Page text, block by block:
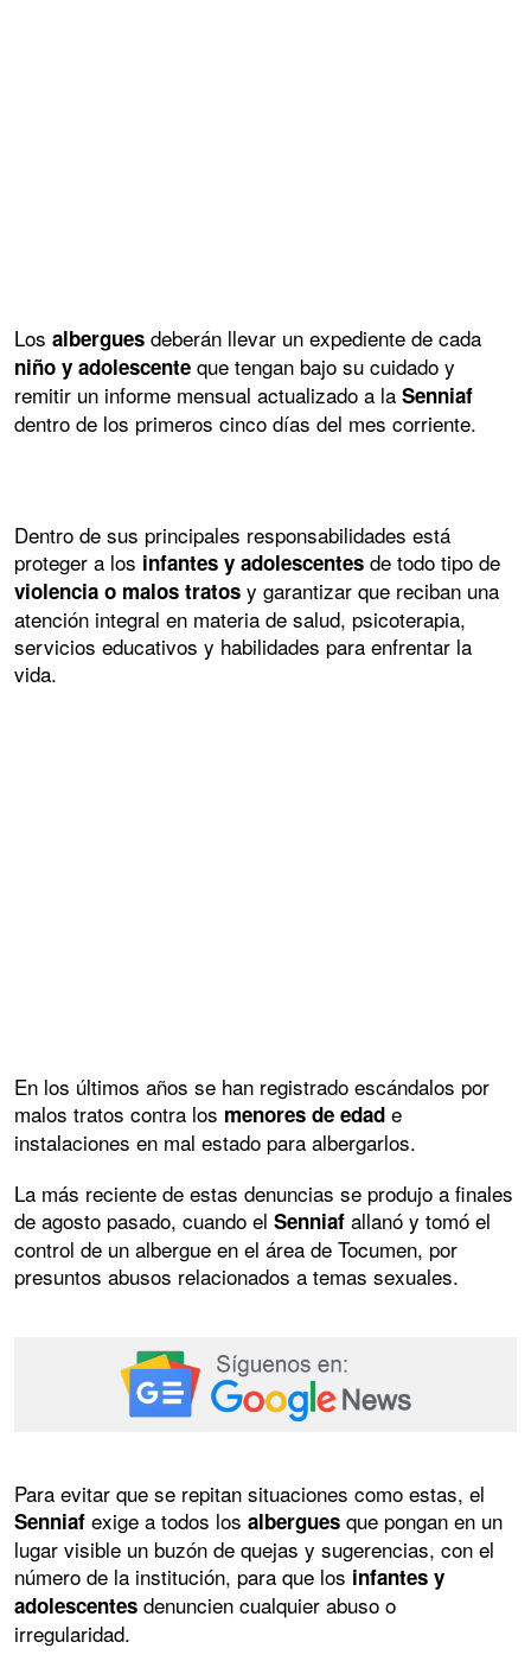
Los albergues deberán llevar un expediente de cada
niño y adolescente que tengan bajo su cuidado y
remitir un informe mensual actualizado a la Senniaf
dentro de los primeros cinco días del mes corriente.
Dentro de sus principales responsabilidades está
proteger a los infantes y adolescentes de todo tipo de
violencia o malos tratos y garantizar que reciban una
atención integral en materia de salud, psicoterapia,
servicios educativos y habilidades para enfrentar la
vida.
En los últimos años se han registrado escándalos por
malos tratos contra los menores de edad e
instalaciones en mal estado para albergarlos.
La más reciente de estas denuncias se produjo a finales
de agosto pasado, cuando el Senniaf allanó y tomó el
control de un albergue en el área de Tocumen, por
presuntos abusos relacionados a temas sexuales.
Para evitar que se repitan situaciones como estas, el
Senniaf exige a todos los albergues que pongan en un
lugar visible un buzón de quejas y sugerencias, con el
número de la institución, para que los infantes y
adolescentes denuncien cualquier abuso o
irregularidad.